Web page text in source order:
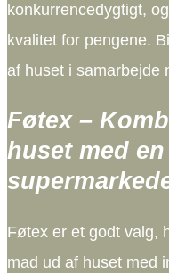
konkurrencedygtigt,
kvalitet for pengene.
af huset i samarbejde
Føtex –
huset med
Føtex er et godt valg,
mad ud af huset med